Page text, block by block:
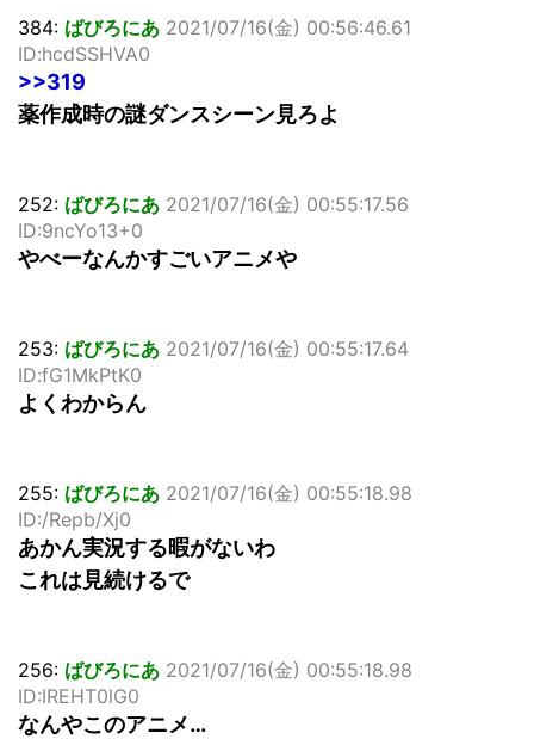
384: ばびろにあ 2021/07/16(金) 00:56:46.61
ID:hcdSSHVA0
>>319
薬作成時の謎ダンスシーン見ろよ
252: ばびろにあ 2021/07/16(金) 00:55:17.56
ID:9ncYo13+0
やべーなんかすごいアニメや
253: ばびろにあ 2021/07/16(金) 00:55:17.64
ID:fG1MkPtK0
よくわからん
255: ばびろにあ 2021/07/16(金) 00:55:18.98
ID:/Repb/Xj0
あかん実況する暇がないわ
これは見続けるで
256: ばびろにあ 2021/07/16(金) 00:55:18.98
ID:IREHT0lG0
なんやこのアニメ…